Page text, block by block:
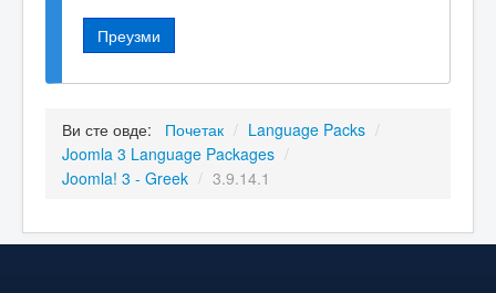
Преузми
Ви сте овде: Почетак / Language Packs /
Joomla 3 Language Packages /
Joomla! 3 - Greek / 3.9.14.1